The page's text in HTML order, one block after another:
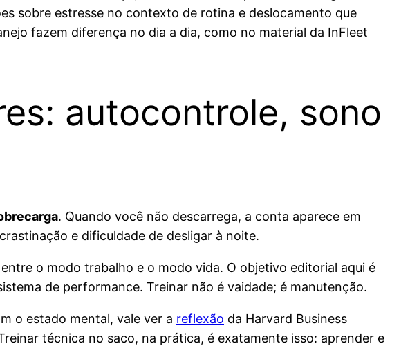
sobre estresse no contexto de rotina e deslocamento que
fazem diferença no dia a dia, como no material da InFleet
autocontrole, sono
. Quando você não descarrega, a conta aparece em
e dificuldade de desligar à noite.
o modo trabalho e o modo vida. O objetivo editorial aqui é
de performance. Treinar não é vaidade; é manutenção.
o estado mental, vale ver a reflexão da Harvard Business
técnica no saco, na prática, é exatamente isso: aprender e